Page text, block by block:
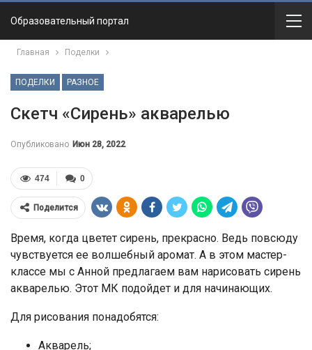
Образовательный портал
Главная Поделки
ПОДЕЛКИ РАЗНОЕ
Скетч «Сирень» акварелью
Опубликовано Июн 28, 2022
0
474
Поделится
Время, когда цветет сирень, прекрасно. Ведь повсюду
чувствуется ее волшебный аромат. А в этом мастер-
классе мы с Анной предлагаем вам нарисовать сирень
акварелью. Этот МК подойдет и для начинающих.
Для рисования понадобятся:
Акварель;